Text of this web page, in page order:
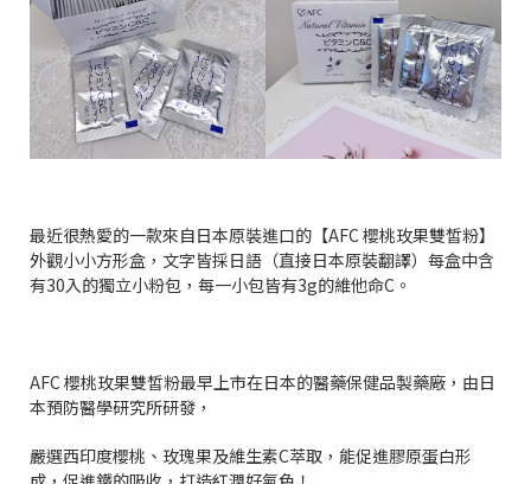
最近很熱愛的一款來自日本原裝進口的【AFC櫻桃玫果雙皙粉】
外觀小小方形盒，文字皆採日語（直接日本原裝翻譯）每盒中含
有30入的獨立小粉包，每一小包皆有3g的維他命C 。
AFC櫻桃玫果雙皙粉最早上市在日本的醫藥保健品製藥廠，由日
本預防醫學研究所研發，
嚴選西印度櫻桃、玫瑰果及維生素C萃取，能促進膠原蛋白形